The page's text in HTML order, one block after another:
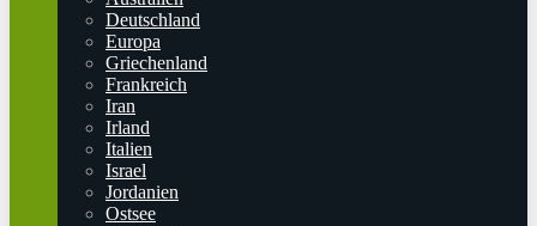
Deutschland
Europa
Griechenland
Frankreich
Iran
Irland
Italien
Israel
Jordanien
Ostsee